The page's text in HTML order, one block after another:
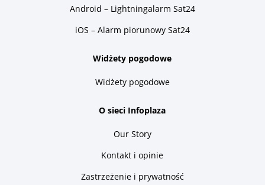
Android – Lightningalarm Sat24
iOS – Alarm piorunowy Sat24
Widżety pogodowe
Widżety pogodowe
O sieci Infoplaza
Our Story
Kontakt i opinie
Zastrzeżenie i prywatność